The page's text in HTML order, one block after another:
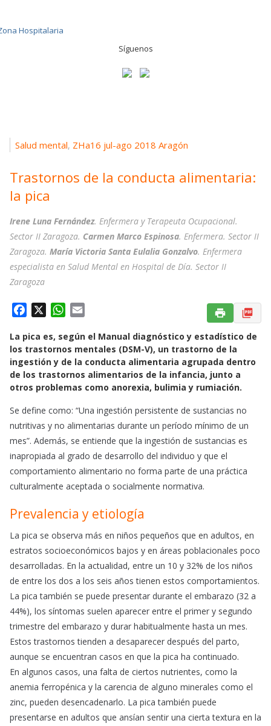
Síguenos
Salud mental, ZHa16 jul-ago 2018 Aragón
Trastornos de la conducta alimentaria:
la pica
Irene Luna Fernández. Enfermera y Terapeuta Ocupacional.
Sector II Zaragoza. Carmen Marco Espinosa. Enfermera. Sector II
Zaragoza. María Victoria Santa Eulalia Gonzalvo. Enfermera
especialista en Salud Mental en Hospital de Día. Sector II
Zaragoza
c
e
b
o
k
W
a
t
s
A
p
a
i
l
La pica es, según el Manual diagnóstico y estadístico de
los trastornos mentales (DSM-V), un trastorno de la
ingestión y de la conducta alimentaria agrupada dentro
de los trastornos alimentarios de la infancia, junto a
otros problemas como anorexia, bulimia y rumiación.
Se define como: “Una ingestión persistente de sustancias no
nutritivas y no alimentarias durante un período mínimo de un
mes”. Además, se entiende que la ingestión de sustancias es
inapropiada al grado de desarrollo del individuo y que el
comportamiento alimentario no forma parte de una práctica
culturalmente aceptada o socialmente normativa.
Prevalencia y etiología
La pica se observa más en niños pequeños que en adultos, en
estratos socioeconómicos bajos y en áreas poblacionales poco
desarrolladas. En la actualidad, entre un 10 y 32% de los niños
de entre los dos a los seis años tienen estos comportamientos.
La pica también se puede presentar durante el embarazo (32 a
44%), los síntomas suelen aparecer entre el primer y segundo
trimestre del embarazo y durar habitualmente hasta un mes.
Estos trastornos tienden a desaparecer después del parto,
aunque se encuentran casos en que la pica ha continuado.
En algunos casos, una falta de ciertos nutrientes, como la
anemia ferropénica y la carencia de alguno minerales como el
zinc, pueden desencadenarlo. La pica también puede
presentarse en adultos que ansían sentir una cierta textura en la